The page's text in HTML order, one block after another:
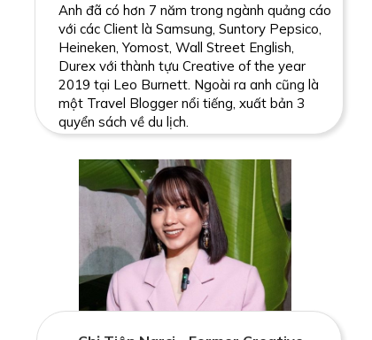
Anh đã có hơn 7 năm trong ngành quảng cáo
với các Client là Samsung, Suntory Pepsico,
Heineken, Yomost, Wall Street English,
Durex với thành tựu Creative of the year
2019 tại Leo Burnett. Ngoài ra anh cũng là
một Travel Blogger nổi tiếng, xuất bản 3
quyển sách về du lịch.